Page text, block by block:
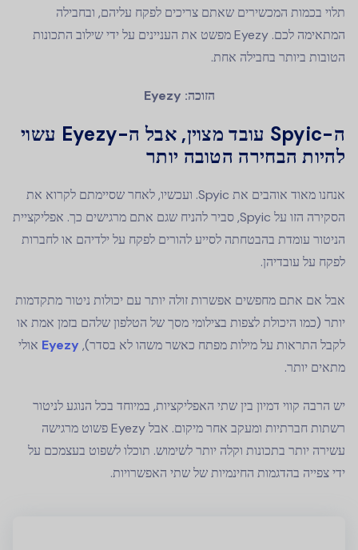
תלוי בכמות המכשירים שאתם צריכים לפקח עליהם, ובחבילה
המתאימה לכם. Eyezy מפשט את העניינים על ידי שילוב התכונות
הטובות ביותר בחבילה אחת.
הזוכה: Eyezy
ה-Spyic עובד מצוין, אבל ה-Eyezy עשוי
להיות הבחירה הטובה יותר
אנחנו מאוד אוהבים את Spyic. ועכשיו, לאחר שסיימתם לקרוא את
הסקירה הזו על Spyic, סביר להניח שגם אתם מרגישים כך. אפליקציית
הניטור עומדת בהבטחתה לסייע להורים לפקח על ילדיהם או לחברות
לפקח על עובדיהן.
אבל אם אתם מחפשים אפשרות זולה יותר עם יכולות ניטור מתקדמות
יותר (כמו היכולת לצפות בצילומי מסך של הטלפון שלהם בזמן אמת או
לקבל התראות על מילות מפתח כאשר משהו לא בסדר), Eyezy אולי
מתאים יותר.
יש הרבה קווי דמיון בין שתי האפליקציות, במיוחד בכל הנוגע לניטור
רשתות חברתיות ומעקב אחר מיקום. אבל Eyezy פשוט מרגישה
עשירה יותר בתכונות וקלה יותר לשימוש. תוכלו לשפוט בעצמכם על
ידי צפייה בהדגמות החינמיות של שתי האפשרויות.